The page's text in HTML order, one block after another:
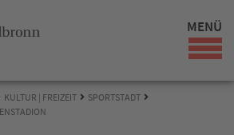
MENÜ
KULTUR | FREIZEIT
SPORTSTADT